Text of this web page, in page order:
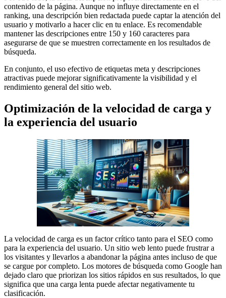
contenido de la página. Aunque no influye directamente en el
ranking, una descripción bien redactada puede captar la atención del
usuario y motivarlo a hacer clic en tu enlace. Es recomendable
mantener las descripciones entre 150 y 160 caracteres para
asegurarse de que se muestren correctamente en los resultados de
búsqueda.
En conjunto, el uso efectivo de etiquetas meta y descripciones
atractivas puede mejorar significativamente la visibilidad y el
rendimiento general del sitio web.
Optimización de la velocidad de carga y
la experiencia del usuario
La velocidad de carga es un factor crítico tanto para el SEO como
para la experiencia del usuario. Un sitio web lento puede frustrar a
los visitantes y llevarlos a abandonar la página antes incluso de que
se cargue por completo. Los motores de búsqueda como Google han
dejado claro que priorizan los sitios rápidos en sus resultados, lo que
significa que una carga lenta puede afectar negativamente tu
clasificación.